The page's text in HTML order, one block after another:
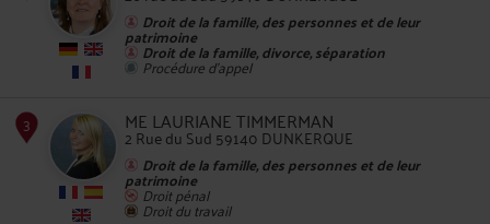
Droit de la famille, des personnes et de leur
patrimoine
Droit de la famille, divorce, séparation
Procédure d'appel
ME LAURIANE TIMMERMAN
2 Rue du Sud 59140 DUNKERQUE
Droit de la famille, des personnes et de leur
patrimoine
Droit pénal
Droit du travail